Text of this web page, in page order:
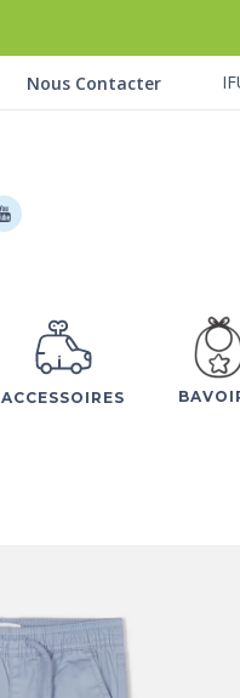
Nous Contacter
ACCESSOIRES